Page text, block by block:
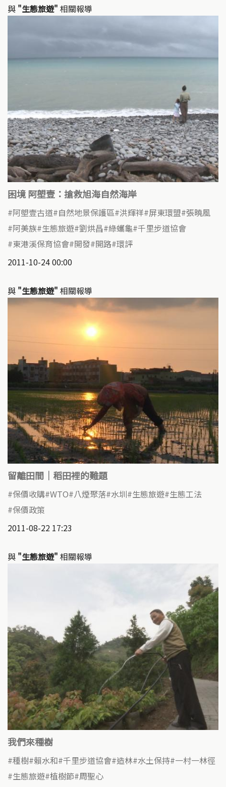
與 "生態旅遊" 相關報導
困境 阿塱壹：搶救旭海自然海岸
阿塱壹古道 自然地景保護區 洪輝祥 屏東環盟 張曉風
阿美族 生態旅遊 劉烘昌 綠蠵龜 千里步道協會
東港溪保育協會 開發 開路 環評
2011-10-24 00:00
與 "生態旅遊" 相關報導
留離田間｜稻田裡的難題
保價收購 WTO 八煙聚落 水圳 生態旅遊 生態工法
保價政策
2011-08-22 17:23
與 "生態旅遊" 相關報導
我們來種樹
種樹 賴水和 千里步道協會 造林 水土保持 一村一林徑
生態旅遊 植樹節 周聖心